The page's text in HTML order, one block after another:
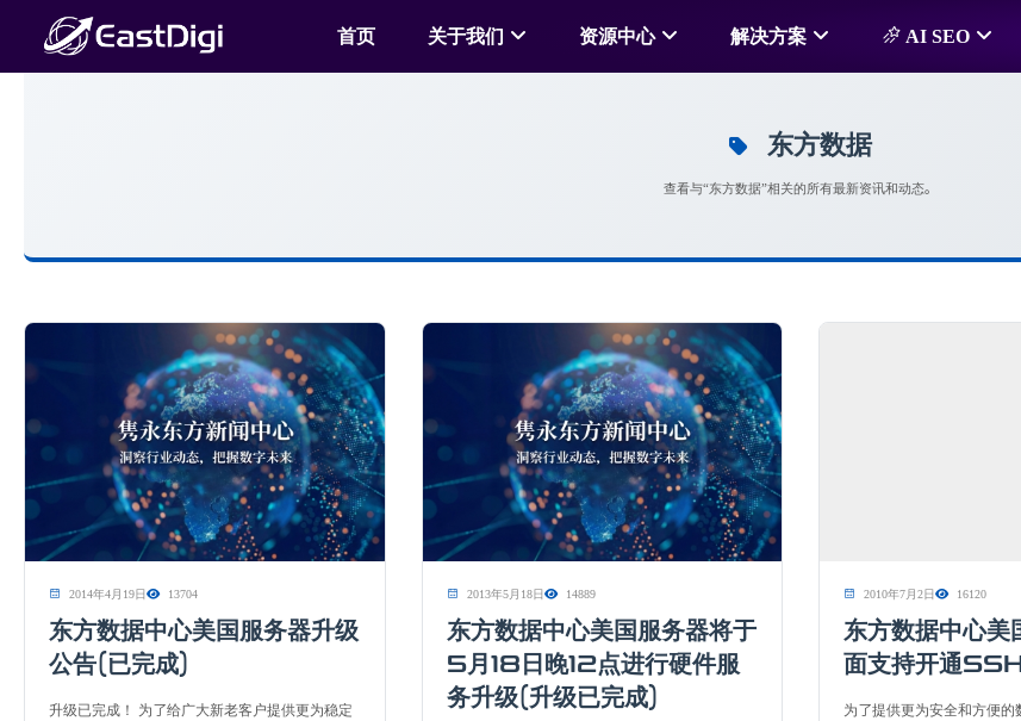
首页 关于我们 资源中心 解决方案 AI SEO
东方数据
查看与“东方数据”相关的所有最新资讯和动态。
2014年4月19日 13704
东方数据中心美国服务器升级
公告(已完成)
升级已完成！ 为了给广大新老客户提供更为稳定
2013年5月18日 14889
东方数据中心美国服务器将于
5月18日晚12点进行硬件服
务升级(升级已完成)
2010年7月2日 16120
东方数据中心美
面支持开通
为了提供更为安全和方便的